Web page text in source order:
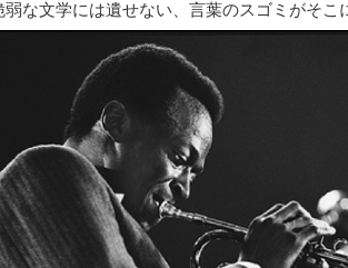
弱な文学には遺せない、言葉のスゴミがそこ